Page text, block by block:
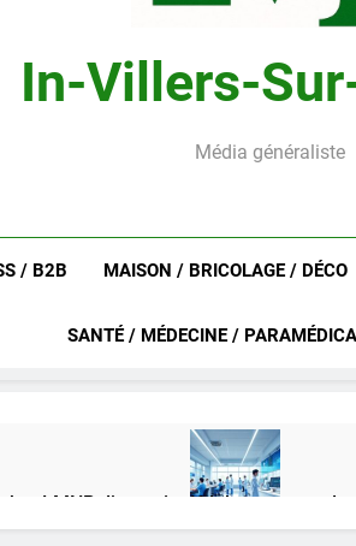
In-Villers-
Média généraliste
/ B2B MAISON / BRICOLAGE / DÉCO
SANTÉ / MÉDECINE /
LMNP d’occasion Ifdak :
4 Mois Ago